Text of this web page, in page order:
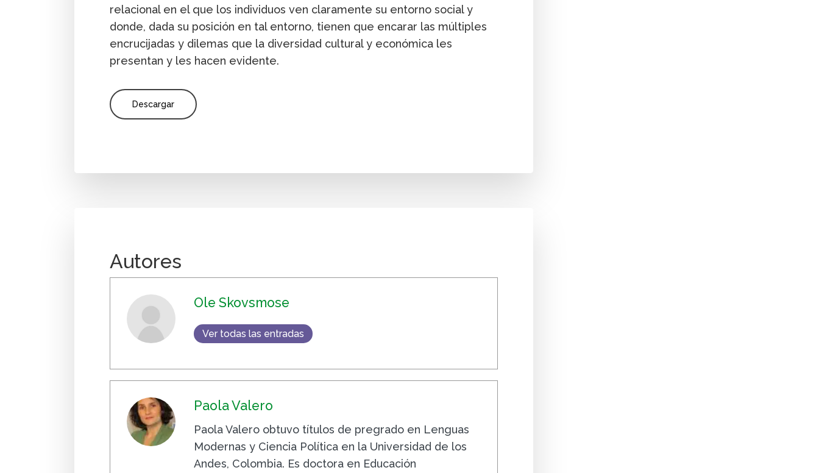
relacional en el que los individuos ven claramente su entorno social y
donde, dada su posición en tal entorno, tienen que encarar las múltiples
encrucijadas y dilemas que la diversidad cultural y económica les
presentan y les hacen evidente.
Descargar
Autores
Ole Skovsmose
Ver todas las entradas
Paola Valero
Paola Valero obtuvo títulos de pregrado en Lenguas
Modernas y Ciencia Política en la Universidad de los
Andes, Colombia. Es doctora en Educación